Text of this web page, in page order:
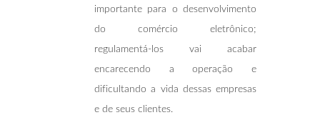
importante para o desenvolvimento
do comércio eletrônico;
regulamentá-los vai acabar
encarecendo a operação e
dificultando a vida dessas empresas
e de seus clientes.